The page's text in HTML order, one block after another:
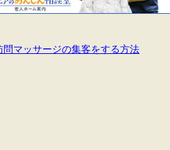
問マッサージの集客をする方法